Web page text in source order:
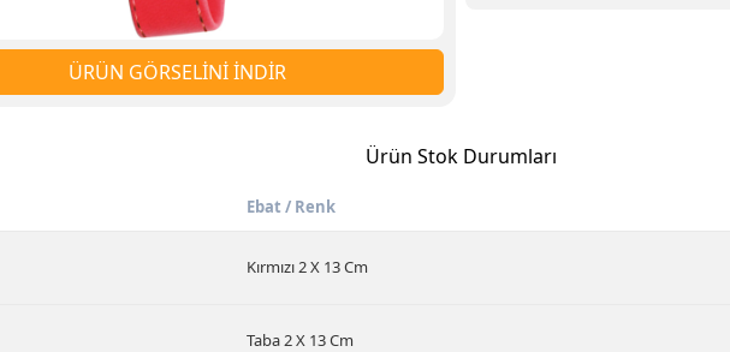
ÜRÜN GÖRSELİNİ İNDİR
Ürün Stok Durumları
Ebat / Renk
Kırmızı 2 X 13 Cm
Taba 2 X 13 Cm